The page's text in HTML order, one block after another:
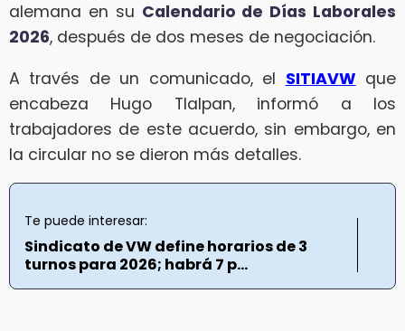
alemana en su Calendario de Días Laborales
2026, después de dos meses de negociación.
A través de un comunicado, el SITIAVW que
encabeza Hugo Tlalpan, informó a los
trabajadores de este acuerdo, sin embargo, en
la circular no se dieron más detalles.
Te puede interesar:
Sindicato de VW define horarios de 3
turnos para 2026; habrá 7 p...